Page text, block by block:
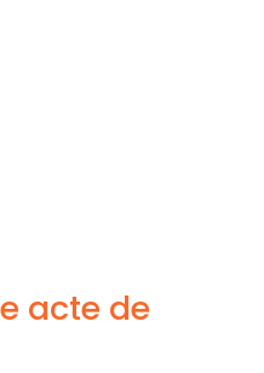
acte de